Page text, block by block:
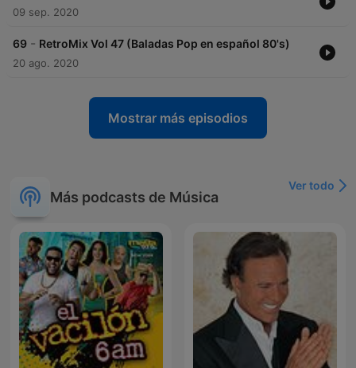
09 sep. 2020
69 - RetroMix Vol 47 (Baladas Pop en español 80's)
20 ago. 2020
Mostrar más episodios
Más podcasts de Música
Ver todo